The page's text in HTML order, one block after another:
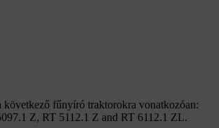
következő fűnyíró traktorokra vonatkozóan:
Z, RT 5112.1 Z and RT 6112.1 ZL.